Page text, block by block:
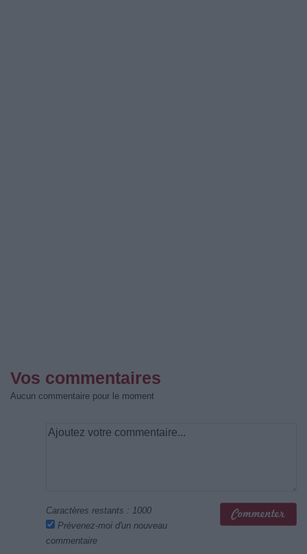
Vos commentaires
Aucun commentaire pour le moment
Caractères restants : 1000
Prévenez-moi d'un nouveau
commentaire